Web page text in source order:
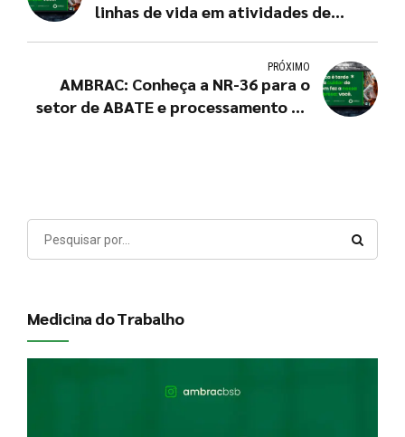
linhas de vida em atividades de
PRÓXIMO
AMBRAC: Conheça a NR-36 para o
setor de ABATE e processamento de
Medicina do Trabalho